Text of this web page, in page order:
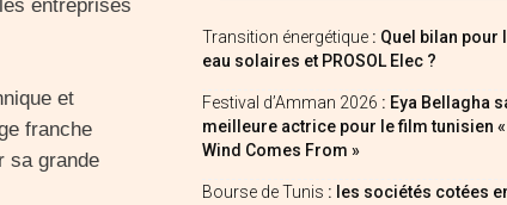
entreprises
et
franche
sa grande
Transition énergétique : Quel bilan pour
eau solaires et PROSOL Elec ?
Festival d’Amman 2026 : Eya Bellagha
meilleure actrice pour le film tunisien «
Wind Comes From »
Bourse de Tunis : les sociétés cotées